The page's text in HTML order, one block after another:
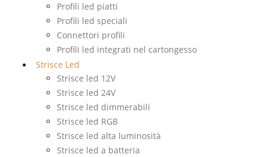
Profili led piatti
Profili led speciali
Connettori profili
Profili led integrati nel cartongesso
Strisce Led
Strisce led 12V
Strisce led 24V
Strisce led dimmerabili
Strisce led RGB
Strisce led alta luminosità
Strisce led a batteria